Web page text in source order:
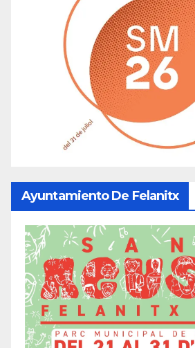
Ayuntamiento De Felanitx